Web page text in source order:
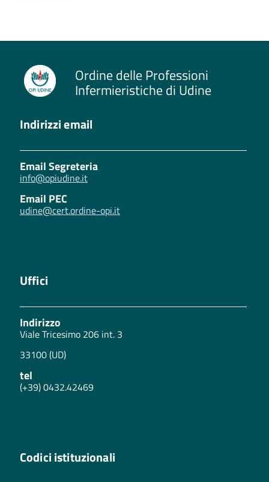
Ordine delle Professioni
Infermieristiche di Udine
Indirizzi email
Email Segreteria
info@opiudine.it
Email PEC
udine@cert.ordine-opi.it
Uffici
Indirizzo
Viale Tricesimo 206 int. 3
33100 (UD)
tel
(+39) 0432.42469
Codici istituzionali